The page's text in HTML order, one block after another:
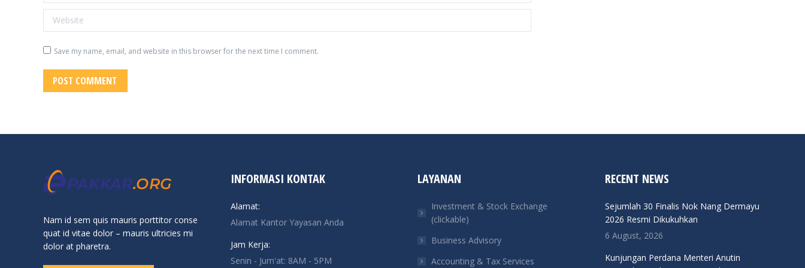
Website
Save my name, email, and website in this browser for the next time I comment.
POST COMMENT
Nam id sem quis mauris porttitor conse
quat id vitae dolor – mauris ultricies mi
dolor at pharetra.
INFORMASI KONTAK
Alamat:
Alamat Kantor Yayasan Anda
Jam Kerja:
Senin - Jum'at: 8AM - 5PM
LAYANAN
Investment & Stock Exchange
(clickable)
Business Advisory
Accounting & Tax Services
RECENT NEWS
Sejumlah 30 Finalis Nok Nang Dermayu
2026 Resmi Dikukuhkan
6 August, 2026
Kunjungan Perdana Menteri Anutin